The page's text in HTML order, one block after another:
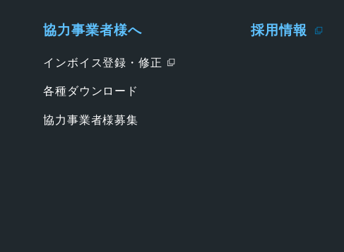
協力事業者様へ
インボイス登録・修正
各種ダウンロード
協力事業者様募集
採用情報